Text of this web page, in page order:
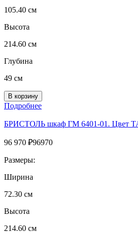
105.40 см
Высота
214.60 см
Глубина
49 см
Подробнее
БРИСТОЛЬ шкаф ГМ 6401-01. Цвет
96 970 ₽96970
Размеры:
Ширина
72.30 см
Высота
214.60 см